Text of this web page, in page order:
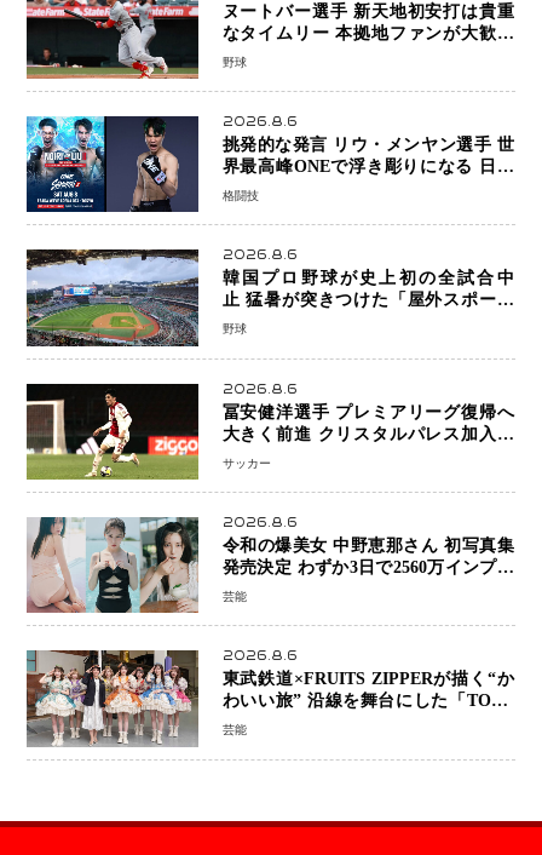
ヌートバー選手 新天地初安打は貴重
なタイムリー 本拠地ファンが大歓声
笑顔で歓喜
野球
2026.8.6
挑発的な発言 リウ・メンヤン選手 世
界最高峰ONEで浮き彫りになる 日本
キックボクシングが直面する“技術
格闘技
2026.8.6
韓国プロ野球が史上初の全試合中
止 猛暑が突きつけた「屋外スポーツ
の限界」 日本発のドーム型施設時代
野球
2026.8.6
冨安健洋選手 プレミアリーグ復帰へ
大きく前進 クリスタルパレス加入目
前 メディカルチェックも通過
サッカー
2026.8.6
令和の爆美女 中野恵那さん 初写真集
発売決定 わずか3日で2560万インプレ
ッションを記録した話題の美貌を凝縮
芸能
2026.8.6
東武鉄道×FRUITS ZIPPERが描く“か
わいい旅” 沿線を舞台にした「TOBU
KAWAII PROJECT」が開幕
芸能